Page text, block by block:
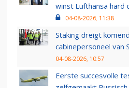
winst Lufthansa hard
04-08-2026, 11:38
Staking dreigt
cabinepersoneel van
04-08-2026, 10:57
Eerste succesvolle